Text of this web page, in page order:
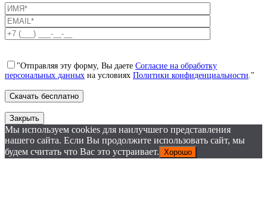
"Отправляя эту форму, Вы даете Согласие на обработку
персональных данных на условиях Политики конфиденциальности ."
Закрыть
Мы используем cookies для наилучшего представления
нашего сайта. Если Вы продолжите использовать сайт, мы
будем считать что Вас это устраивает. Хорошо